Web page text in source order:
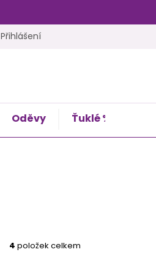
Přihlášení
Oděvy Ťuklé %
4 položek celkem